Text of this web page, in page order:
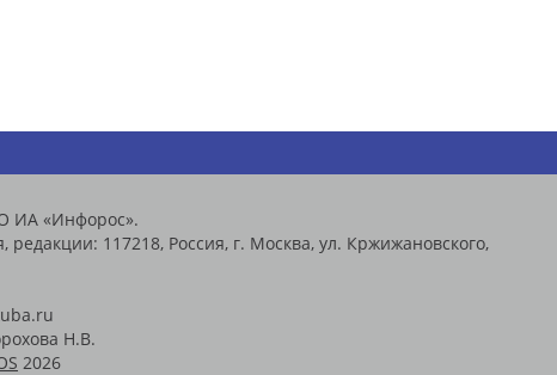
ИА «Инфорос».
редакции: 117218, Россия, г. Москва, ул. Кржижановского,
Н.В.
2026